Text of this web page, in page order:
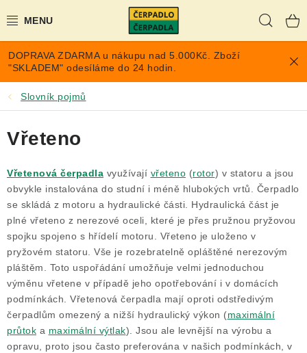
na
AKCE A SLEVY
PONORNÁ ČERPADLA
PŘÍSLUŠENSTVÍ PRO ČERPADLA
POPTÁVKA
EXPANZOMATY NA TOPENÍ
DRENÁŽNÍ ČERPADLA
KALOVÁ ČERPADLA
DOPRAVA ZDARMA u nákupu nad 5.000Kč. Zboží
"SKLADEM" odesíláme do 24 hodin.
Slovník pojmů
Vřeteno
Vřetenová čerpadla využívají vřeteno (rotor) v statoru a jsou
obvykle instalována do studní i méně hlubokých vrtů. Čerpadlo
se skládá z motoru a hydraulické části. Hydraulická část je
plné vřeteno z nerezové oceli, které je přes pružnou pryžovou
spojku spojeno s hřídelí motoru. Vřeteno je uloženo v
pryžovém statoru. Vše je rozebratelně opláštěné nerezovým
pláštěm. Toto uspořádání umožňuje velmi jednoduchou
výměnu vřetene v případě jeho opotřebování i v domácích
podmínkách. Vřetenová čerpadla mají oproti odstředivým
čerpadlům omezený a nižší hydraulický výkon (maximální
průtok a maximální výtlak). Jsou ale levnější na výrobu a
opravu, proto jsou často preferována v našich podmínkách, v